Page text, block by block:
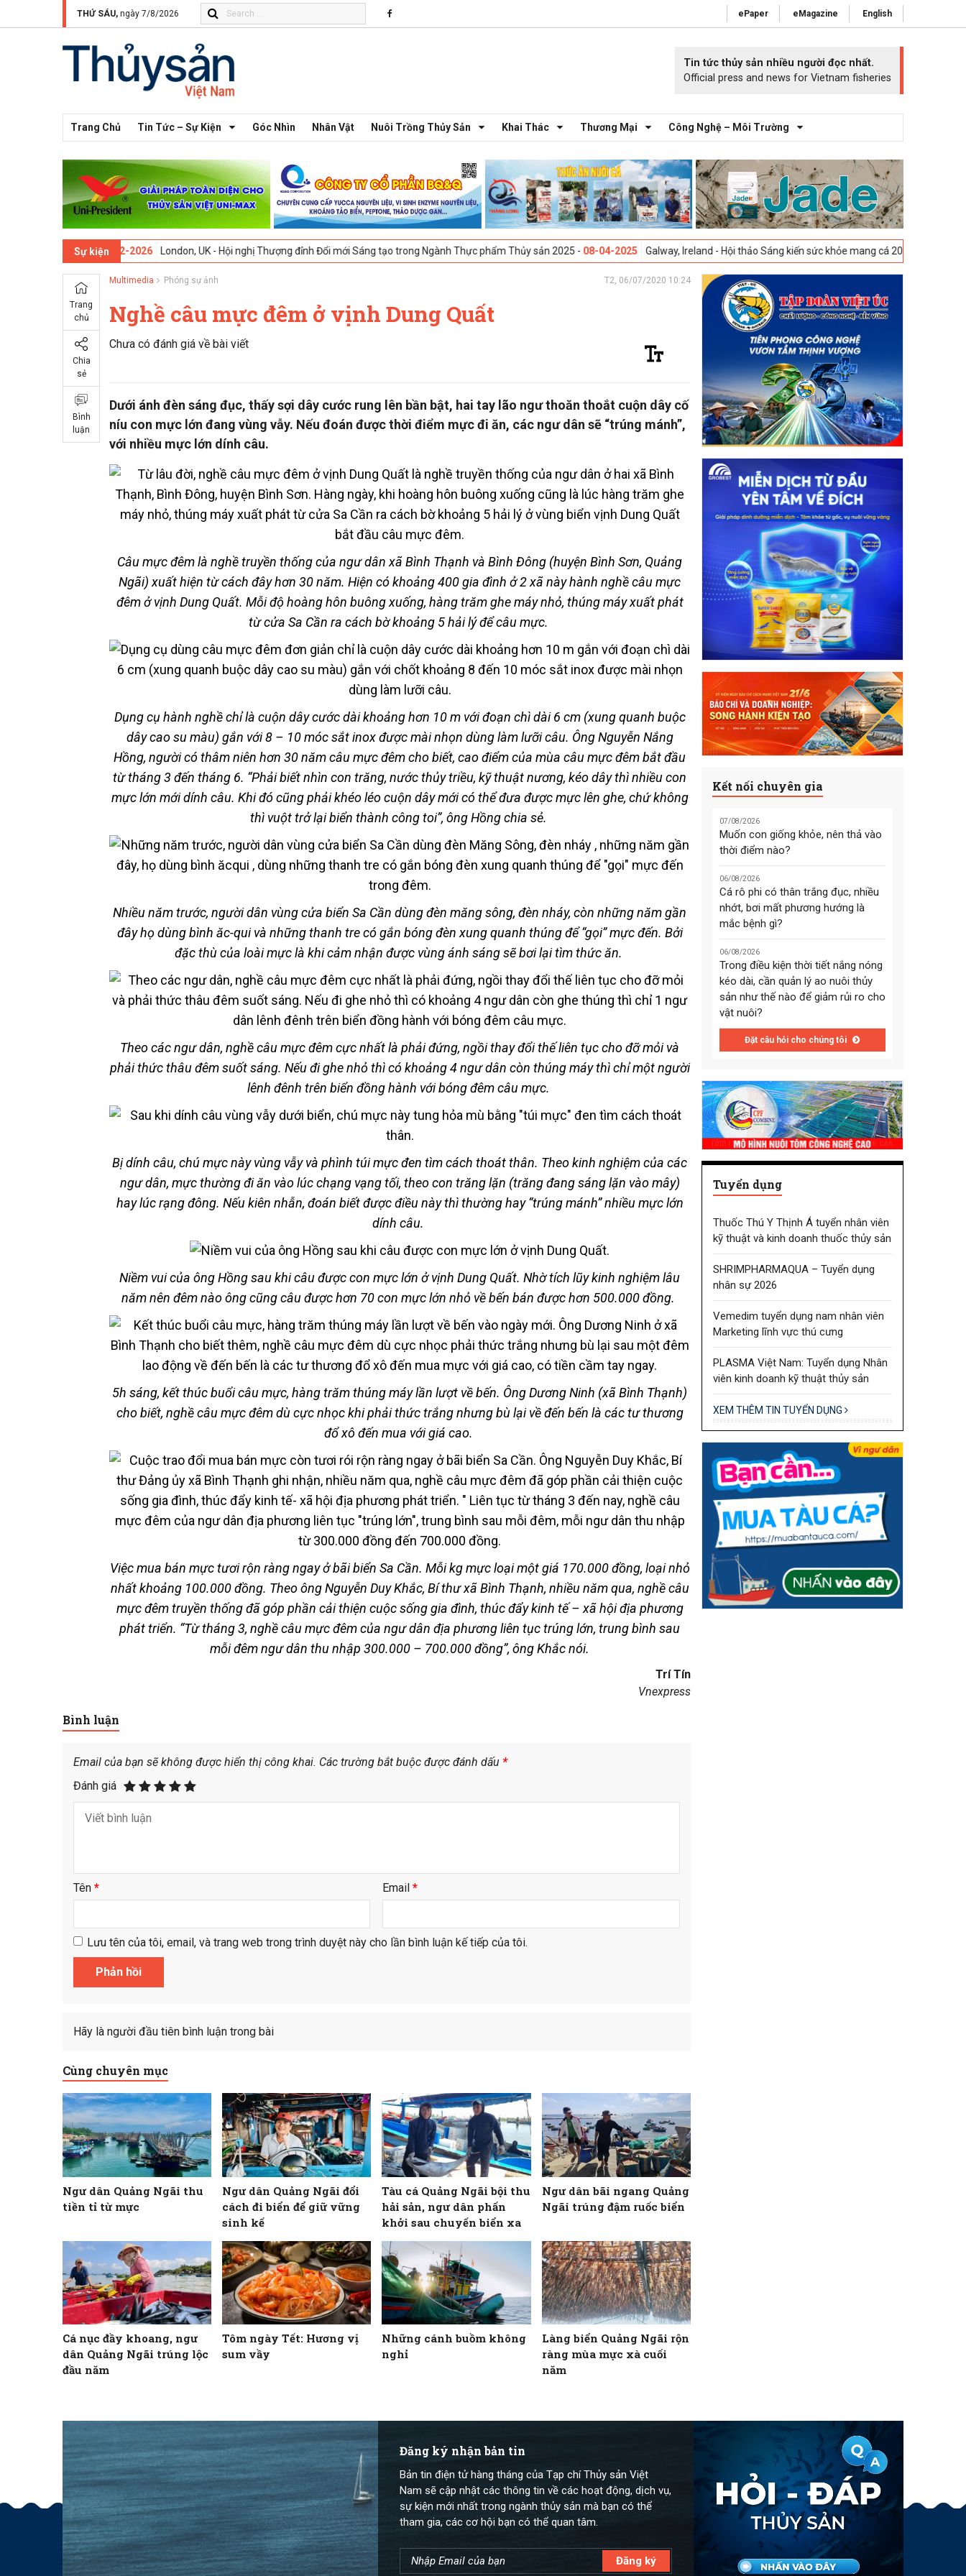
THỨ SÁU, ngày 7/8/2026 ePaper eMagazine English
Tin tức thủy sản nhiều người đọc nhất.
Official press and news for Vietnam fisheries
Trang Chủ Tin Tức – Sự Kiện Góc Nhìn Nhân Vật Nuôi Trồng Thủy Sản Khai Thác Thương Mại Công Nghệ – Môi Trường
Sự kiện
09-02-2026 London, UK - Hội nghị Thượng đỉnh Đổi mới Sáng tạo trong Ngành Thực phẩm Thủy sản 2025 -08-04-2025 Galway, Ireland - Hội thảo Sáng kiến sức khỏe mang cá 2025 -23-04-2025
Trang
chủ
Chia
sẻ
Bình
luận
Multimedia Phóng sự ảnh T2, 06/07/2020 10:24
Nghề câu mực đêm ở vịnh Dung Quất
Chưa có đánh giá về bài viết
Dưới ánh đèn sáng đục, thấy sợi dây cước rung lên bần bật, hai tay lão ngư thoăn thoắt cuộn dây cố
níu con mực lớn đang vùng vẫy. Nếu đoán được thời điểm mực đi ăn, các ngư dân sẽ “trúng mánh”,
với nhiều mực lớn dính câu.
Câu mực đêm là nghề truyền thống của ngư dân xã Bình Thạnh và Bình Đông (huyện Bình Sơn, Quảng
Ngãi) xuất hiện từ cách đây hơn 30 năm. Hiện có khoảng 400 gia đình ở 2 xã này hành nghề câu mực
đêm ở vịnh Dung Quất. Mỗi độ hoàng hôn buông xuống, hàng trăm ghe máy nhỏ, thúng máy xuất phát
từ cửa Sa Cần ra cách bờ khoảng 5 hải lý để câu mực.
Dụng cụ hành nghề chỉ là cuộn dây cước dài khoảng hơn 10 m với đoạn chì dài 6 cm (xung quanh buộc
dây cao su màu) gắn với 8 – 10 móc sắt inox được mài nhọn dùng làm lưỡi câu. Ông Nguyễn Nắng
Hồng, người có thâm niên hơn 30 năm câu mực đêm cho biết, cao điểm của mùa câu mực đêm bắt đầu
từ tháng 3 đến tháng 6. “Phải biết nhìn con trăng, nước thủy triều, kỹ thuật nương, kéo dây thì nhiều con
mực lớn mới dính câu. Khi đó cũng phải khéo léo cuộn dây mới có thể đưa được mực lên ghe, chứ không
thì vuột trở lại biển thành công toi”, ông Hồng chia sẻ.
Nhiều năm trước, người dân vùng cửa biển Sa Cần dùng đèn măng sông, đèn nháy, còn những năm gần
đây họ dùng bình ăc-qui và những thanh tre có gắn bóng đèn xung quanh thúng để “gọi” mực đến. Bởi
đặc thù của loài mực là khi cảm nhận được vùng ánh sáng sẽ bơi lại tìm thức ăn.
Theo các ngư dân, nghề câu mực đêm cực nhất là phải đứng, ngồi thay đổi thế liên tục cho đỡ mỏi và
phải thức thâu đêm suốt sáng. Nếu đi ghe nhỏ thì có khoảng 4 ngư dân còn thúng máy thì chỉ một người
lênh đênh trên biển đồng hành với bóng đêm câu mực.
Bị dính câu, chú mực này vùng vẫy và phình túi mực đen tìm cách thoát thân. Theo kinh nghiệm của các
ngư dân, mực thường đi ăn vào lúc chạng vạng tối, theo con trăng lặn (trăng đang sáng lặn vào mây)
hay lúc rạng đông. Nếu kiên nhẫn, đoán biết được điều này thì thường hay “trúng mánh” nhiều mực lớn
dính câu.
Niềm vui của ông Hồng sau khi câu được con mực lớn ở vịnh Dung Quất. Nhờ tích lũy kinh nghiệm lâu
năm nên đêm nào ông cũng câu được hơn 70 con mực lớn nhỏ về bến bán được hơn 500.000 đồng.
5h sáng, kết thúc buổi câu mực, hàng trăm thúng máy lần lượt về bến. Ông Dương Ninh (xã Bình Thạnh)
cho biết, nghề câu mực đêm dù cực nhọc khi phải thức trắng nhưng bù lại về đến bến là các tư thương
đổ xô đến mua với giá cao.
Việc mua bán mực tươi rộn ràng ngay ở bãi biển Sa Cần. Mỗi kg mực loại một giá 170.000 đồng, loại nhỏ
nhất khoảng 100.000 đồng. Theo ông Nguyễn Duy Khắc, Bí thư xã Bình Thạnh, nhiều năm qua, nghề câu
mực đêm truyền thống đã góp phần cải thiện cuộc sống gia đình, thúc đẩy kinh tế – xã hội địa phương
phát triển. “Từ tháng 3, nghề câu mực đêm của ngư dân địa phương liên tục trúng lớn, trung bình sau
mỗi đêm ngư dân thu nhập 300.000 – 700.000 đồng”, ông Khắc nói.
Trí Tín
Vnexpress
Bình luận
Email của bạn sẽ không được hiển thị công khai. Các trường bắt buộc được đánh dấu *
Đánh giá
Tên * Email*
Lưu tên của tôi, email, và trang web trong trình duyệt này cho lần bình luận kế tiếp của tôi.
Hãy là người đầu tiên bình luận trong bài
Cùng chuyên mục
Ngư dân Quảng Ngãi thu
tiền tỉ từ mực
Ngư dân Quảng Ngãi đổi
cách đi biển để giữ vững
sinh kế
Tàu cá Quảng Ngãi bội thu
hải sản, ngư dân phấn
khởi sau chuyến biển xa
Ngư dân bãi ngang Quảng
Ngãi trúng đậm ruốc biển
Cá nục đầy khoang, ngư
dân Quảng Ngãi trúng lộc
đầu năm
Tôm ngày Tết: Hương vị
sum vầy
Những cánh buồm không
nghỉ
Làng biển Quảng Ngãi rộn
ràng mùa mực xà cuối
năm
Kết nối chuyên gia
07/08/2026
Muốn con giống khỏe, nên thả vào
thời điểm nào?
06/08/2026
Cá rô phi có thân trắng đục, nhiều
nhớt, bơi mất phương hướng là
mắc bệnh gì?
06/08/2026
Trong điều kiện thời tiết nắng nóng
kéo dài, cần quản lý ao nuôi thủy
sản như thế nào để giảm rủi ro cho
vật nuôi?
Đặt câu hỏi cho chúng tôi
Tuyển dụng
Thuốc Thú Y Thịnh Á tuyển nhân viên
kỹ thuật và kinh doanh thuốc thủy sản
SHRIMPHARMAQUA – Tuyển dụng
nhân sự 2026
Vemedim tuyển dụng nam nhân viên
Marketing lĩnh vực thú cưng
PLASMA Việt Nam: Tuyển dụng Nhân
viên kinh doanh kỹ thuật thủy sản
XEM THÊM TIN TUYỂN DỤNG
Đăng ký nhận bản tin
Bản tin điện tử hàng tháng của Tạp chí Thủy sản Việt
Nam sẽ cập nhật các thông tin về các hoạt động, dịch vụ,
sự kiện mới nhất trong ngành thủy sản mà bạn có thể
tham gia, các cơ hội bạn có thể quan tâm.